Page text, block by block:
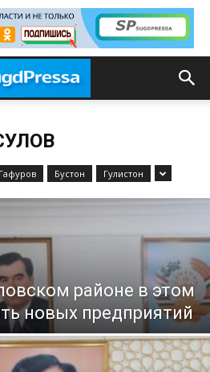
Бустон Гулистон
районе в этом
новых предприятий